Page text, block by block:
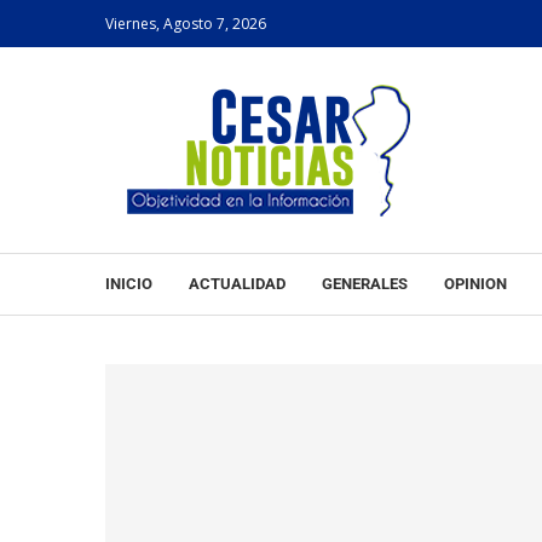
Viernes, Agosto 7, 2026
INICIO ACTUALIDAD GENERALES OPINION